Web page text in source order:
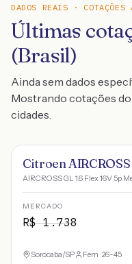
DADOS REAIS · COTAÇÕES
Últimas
(Brasil)
Ainda sem dados
Mostrando cotações
cidades.
Citroen AIRCROSS
AIRCROSS GL 1.6 Flex 16V 5p
MERCADO
R$1.738
Sorocaba/SP Fem · 26-45